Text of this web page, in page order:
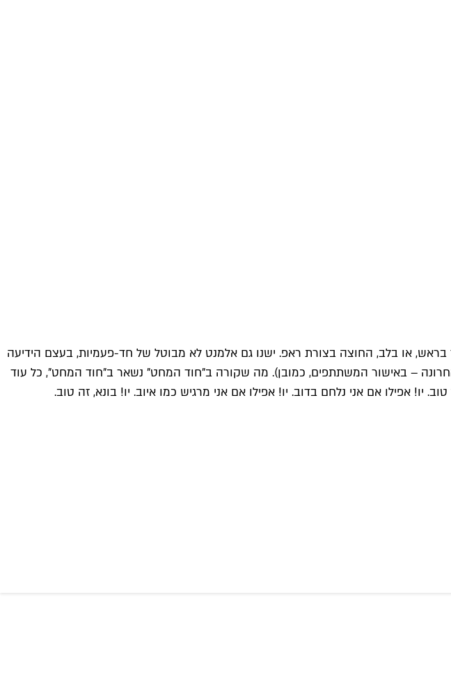
או בלב, החוצה בצורת ראפ. ישנו גם אלמנט לא מבוטל של חד-פעמיות, בעצם הידיעה
– באישור המשתתפים, כמובן). מה שקורה ב"חוד המחט" נשאר ב"חוד המחט", כל עוד
אפילו אם אני נלחם בדוב. יו! אפילו אם אני מרגיש כמו איוב. יו! בונא, זה טוב.